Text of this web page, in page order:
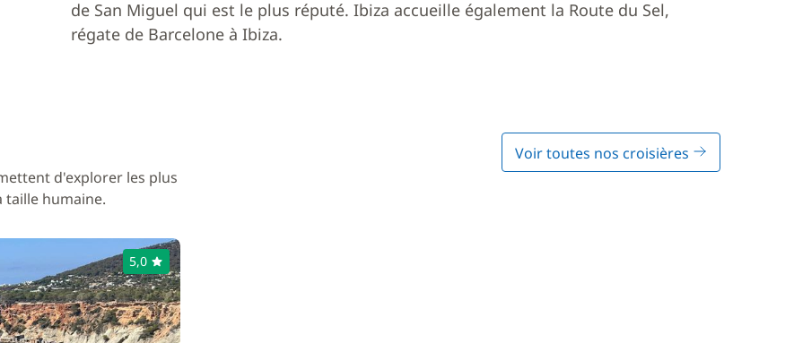
de San Miguel qui est le plus réputé. Ibiza accueille également la Route du Sel,
régate de Barcelone à Ibiza.
d'explorer les plus
taille humaine.
Voir toutes nos croisières
5,0